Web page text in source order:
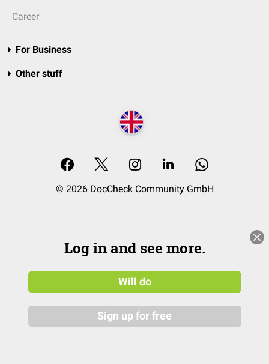
Career
For Business
Other stuff
© 2026 DocCheck Community GmbH
Log in and see more.
Will do
Sign up for free